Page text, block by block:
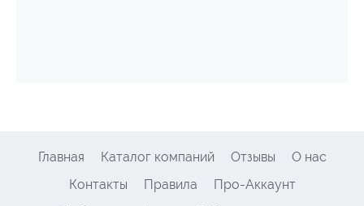
Главная Каталог компаний Отзывы
О нас
Контакты
Правила
Про-Аккаунт